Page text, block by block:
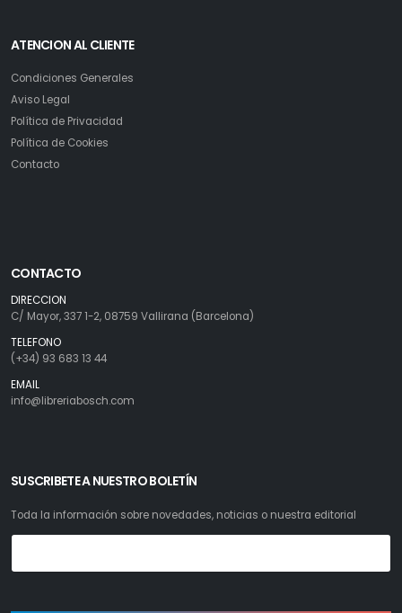
ATENCION AL CLIENTE
Condiciones Generales
Aviso Legal
Política de Privacidad
Política de Cookies
Contacto
CONTACTO
DIRECCION
C/ Mayor, 337 1-2, 08759 Vallirana (Barcelona)
TELEFONO
(+34) 93 683 13 44
EMAIL
info@libreriabosch.com
SUSCRIBETE A NUESTRO BOLETÍN
Toda la información sobre novedades, noticias o nuestra editorial